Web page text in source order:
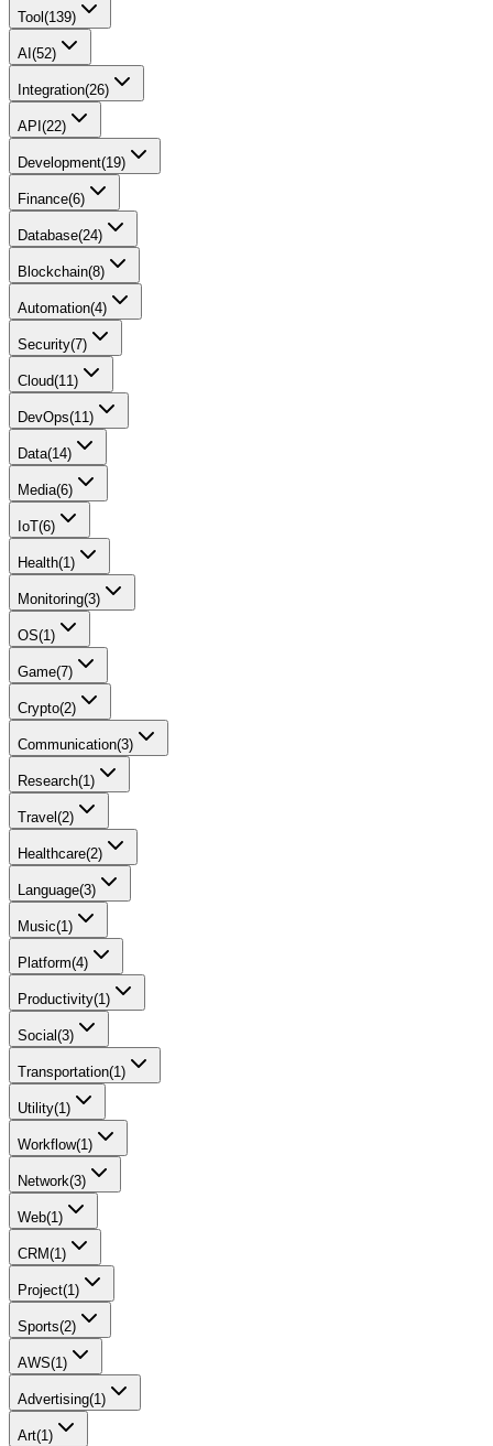
Tool (139)
AI (52)
Integration(26)
API (22)
Development(19)
Finance(6)
Database(24)
Blockchain(8)
Automation(4)
Security(7)
Cloud(11)
DevOps(11)
Data(14)
Media(6)
IoT(6)
Health(1)
Monitoring(3)
OS(1)
Game(7)
Crypto(2)
Communication(3)
Research(1)
Travel (2)
Healthcare(2)
Language(3)
Music(1)
Platform(4)
Productivity(1)
Social(3)
Transportation(1)
Utility(1)
Workflow(1)
Network(3)
Web(1)
CRM(1)
Project(1)
Sports(2)
AWS(1)
Advertising(1)
Art(1)